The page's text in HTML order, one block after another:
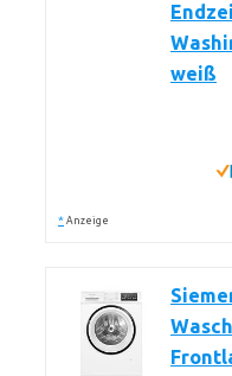
weiß
* Anzeige